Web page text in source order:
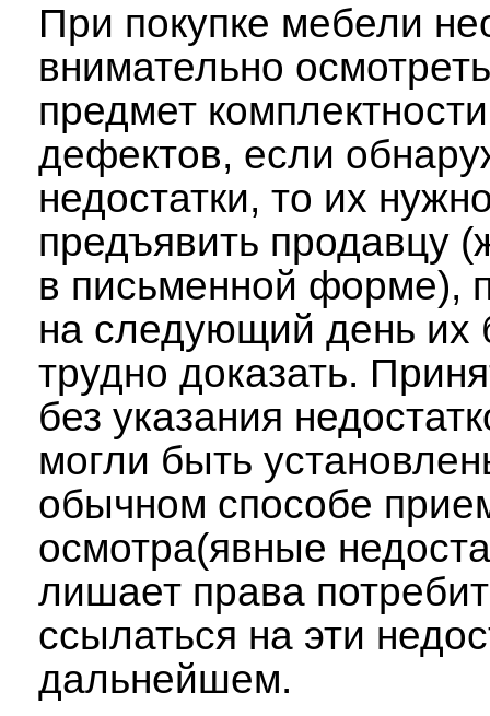
При покупке мебели
внимательно
предмет
дефектов, если
недостатки, то их
предъявить продавцу
в письменной форме),
на следующий день их
трудно доказать.
без указания
могли быть
обычном способе
осмотра(явные
лишает права
ссылаться на эти
дальнейшем.